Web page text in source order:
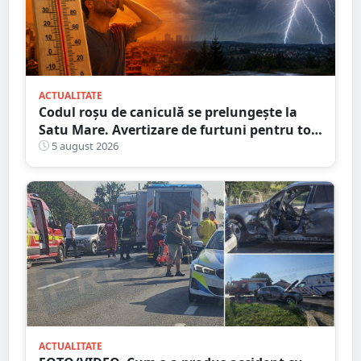
ACTUALITATE
Codul roșu de caniculă se prelungește la
Satu Mare. Avertizare de furtuni pentru tot
județul
5 august 2026
ACTUALITATE